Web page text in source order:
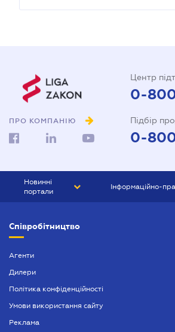
ПРО КОМПАНІЮ
Центр
0-
Підбір
0-
Новинні
портали
БІЗНЕС
Інформаційно-
БУХГАЛТЕР
Співробітництво
Агенти
Дилери
Політика конфіденційності
Умови використання сайту
Реклама